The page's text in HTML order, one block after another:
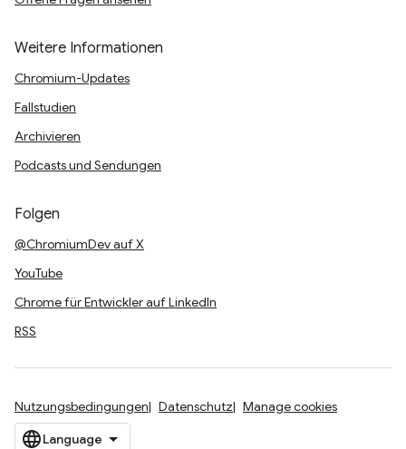
Weitere Informationen
Chromium-Updates
Fallstudien
Archivieren
Podcasts und Sendungen
Folgen
@ChromiumDev auf X
YouTube
Chrome für Entwickler auf LinkedIn
RSS
Nutzungsbedingungen Datenschutz Manage cookies